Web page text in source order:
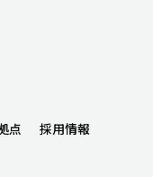
点
採用情報